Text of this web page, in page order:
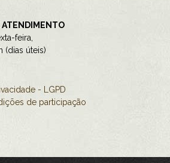
ATENDIMENTO
feira,
(dias úteis)
- LGPD
de participação